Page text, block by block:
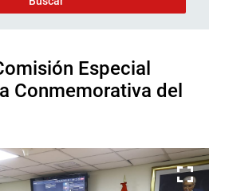
Especial
Conmemorativa del